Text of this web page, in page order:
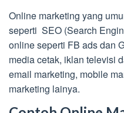
Online marketing yang
seperti SEO (Search
online seperti FB ads dan
media cetak, iklan televisi
email marketing, mobile
marketing lainya.